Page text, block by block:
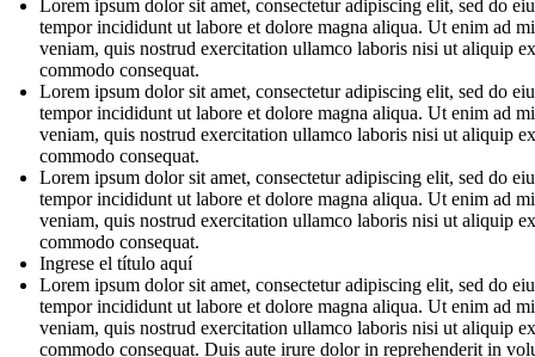
Lorem ipsum dolor sit amet, consectetur adipiscing elit, sed do
tempor incididunt ut labore et dolore magna aliqua. Ut enim ad
veniam, quis nostrud exercitation ullamco laboris nisi ut aliquip
commodo consequat.
Lorem ipsum dolor sit amet, consectetur adipiscing elit, sed do
tempor incididunt ut labore et dolore magna aliqua. Ut enim ad
veniam, quis nostrud exercitation ullamco laboris nisi ut aliquip
commodo consequat.
Lorem ipsum dolor sit amet, consectetur adipiscing elit, sed do
tempor incididunt ut labore et dolore magna aliqua. Ut enim ad
veniam, quis nostrud exercitation ullamco laboris nisi ut aliquip
commodo consequat.
Ingrese el título aquí
Lorem ipsum dolor sit amet, consectetur adipiscing elit, sed do
tempor incididunt ut labore et dolore magna aliqua. Ut enim ad
veniam, quis nostrud exercitation ullamco laboris nisi ut aliquip
commodo consequat. Duis aute irure dolor in reprehenderit in